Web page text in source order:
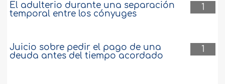
1
El adulterio durante una separación
temporal entre los cónyuges
1
Juicio sobre pedir el pago de una
deuda antes del tiempo acordado